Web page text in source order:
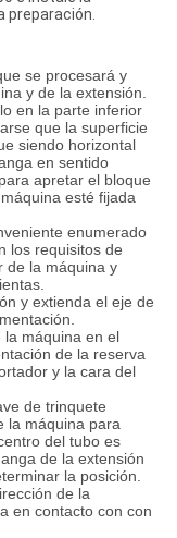
preparación.
se procesará y
y de la extensión.
en la parte inferior
que la superficie
siendo horizontal
en sentido
apretar el bloque
esté fijada
enumerado
los requisitos de
de la máquina y
y extienda el eje de
la máquina en el
de la reserva
y la cara del
de trinquete
la máquina para
del tubo es
de la extensión
la posición.
de la
en contacto con con